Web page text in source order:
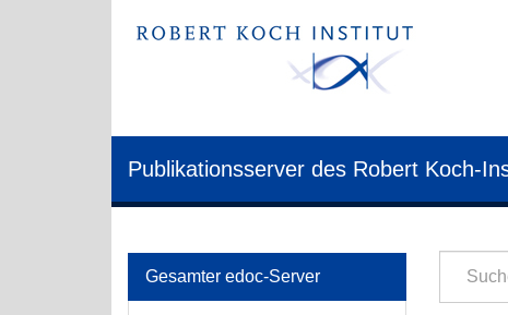
Publikationsserver des Robert Koch-
Gesamter edoc-Server